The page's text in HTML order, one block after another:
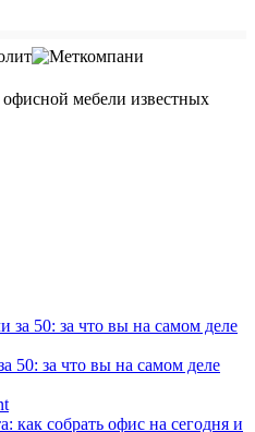
мебели известных
50: за что вы на самом деле